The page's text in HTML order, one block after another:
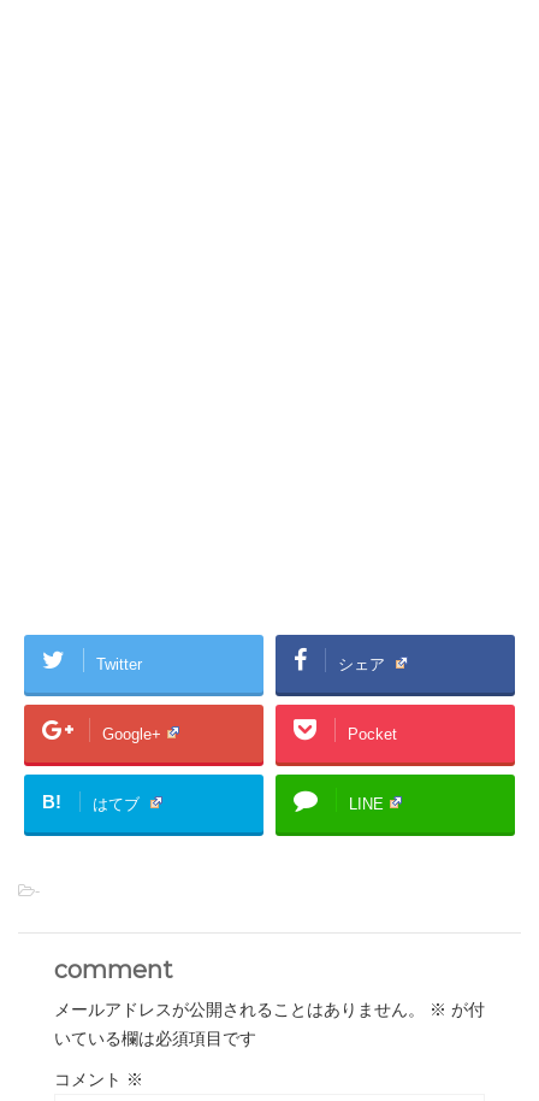
Twitter シェア
Google+ Pocket
B! はてブ LINE
-
comment
メールアドレスが公開されることはありません。 ※ が付
いている欄は必須項目です
コメント ※